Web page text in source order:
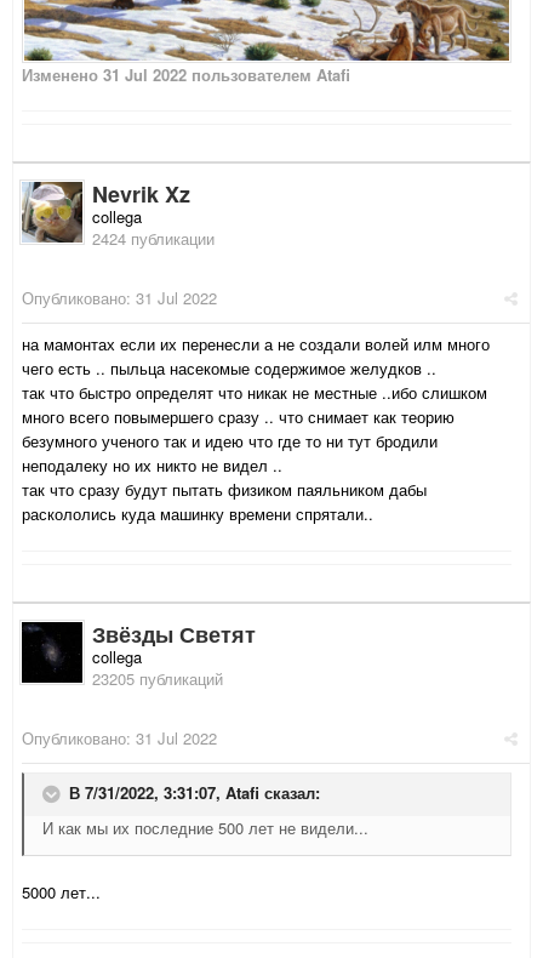
Изменено 31 Jul 2022 пользователем Atafi
Nevrik Xz
collega
2424 публикации
Опубликовано: 31 Jul 2022
на мамонтах если их перенесли а не создали волей илм много
чего есть .. пыльца насекомые содержимое желудков ..
так что быстро определят что никак не местные ..ибо слишком
много всего повымершего сразу .. что снимает как теорию
безумного ученого так и идею что где то ни тут бродили
неподалеку но их никто не видел ..
так что сразу будут пытать физиком паяльником дабы
раскололись куда машинку времени спрятали..
Звёзды Светят
collega
23205 публикаций
Опубликовано: 31 Jul 2022
В 7/31/2022, 3:31:07, Atafi сказал:
И как мы их последние 500 лет не видели...
5000 лет...